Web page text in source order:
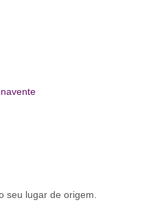
seu lugar de origem.